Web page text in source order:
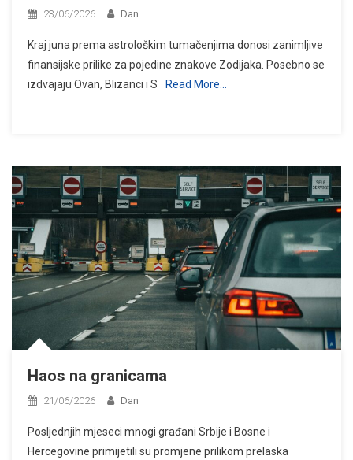
23/06/2026 Dan
Kraj juna prema astrološkim tumačenjima donosi zanimljive
finansijske prilike za pojedine znakove Zodijaka. Posebno se
izdvajaju Ovan, Blizanci i S
Read More…
Haos na granicama
21/06/2026 Dan
Posljednjih mjeseci mnogi građani Srbije i Bosne i
Hercegovine primijetili su promjene prilikom prelaska